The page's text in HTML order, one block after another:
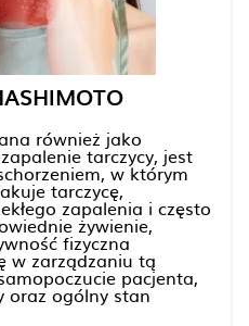
również jako
tarczycy, jest
w którym
tarczycę,
zapalenia i często
żywienie,
fizyczna
w zarządzaniu tą
pacjenta,
oraz ogólny stan